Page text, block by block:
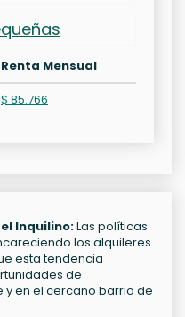
Renta Mensual
$ 85.766
Inquilino:Las políticas
los alquileres
esta tendencia
de
y en el cercano barrio de